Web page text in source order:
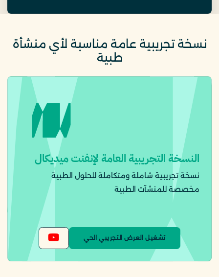
نسخة تجريبية عامة مناسبة لأي منشأة
طبية
النسخة التجريبية العامة لإنفنت ميديكال
نسخة تجريبية شاملة ومتكاملة للحلول الطبية
مخصصة للمنشآت الطبية
تشغيل العرض التجريبي الحي